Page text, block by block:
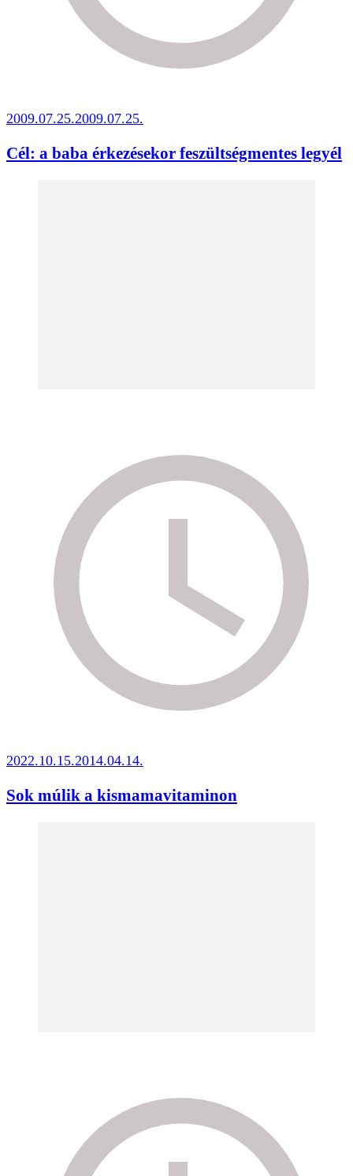
2009.07.25.2009.07.25.
Cél: a baba érkezésekor feszültségmentes legyél
2022.10.15.2014.04.14.
Sok múlik a kismamavitaminon